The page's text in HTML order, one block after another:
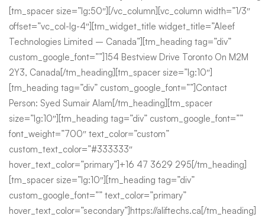
[tm_spacer size=”lg:50″][/vc_column][vc_column width=”1/3″
offset=”vc_col-lg-4″][tm_widget_title widget_title=”Aleef
Technologies Limited – Canada”][tm_heading tag=”div”
custom_google_font=””]154 Bestview Drive Toronto On M2M
2Y3, Canada[/tm_heading][tm_spacer size=”lg:10″]
[tm_heading tag=”div” custom_google_font=””]Contact
Person: Syed Sumair Alam[/tm_heading][tm_spacer
size=”lg:10″][tm_heading tag=”div” custom_google_font=””
font_weight=”700″ text_color=”custom”
custom_text_color=”#333333″
hover_text_color=”primary”]+16 47 3629 295[/tm_heading]
[tm_spacer size=”lg:10″][tm_heading tag=”div”
custom_google_font=”” text_color=”primary”
hover_text_color=”secondary”]https://aliftechs.ca[/tm_heading]